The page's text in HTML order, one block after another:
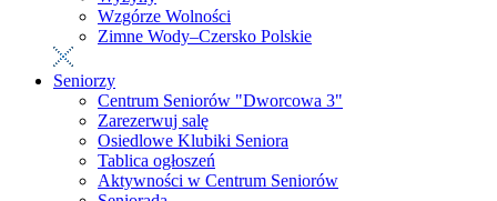
Wzgórze Wolności
Zimne Wody–Czersko Polskie
Seniorzy
Centrum Seniorów "Dworcowa 3"
Zarezerwuj salę
Osiedlowe Klubiki Seniora
Tablica ogłoszeń
Aktywności w Centrum Seniorów